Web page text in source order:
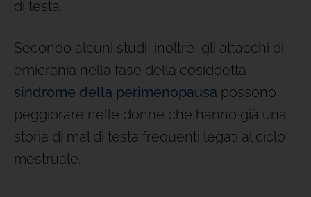
di testa.
Secondo alcuni studi, inoltre, gli attacchi di
emicrania nella fase della cosiddetta
sindrome della perimenopausa possono
peggiorare nelle donne che hanno già una
storia di mal di testa frequenti legati al ciclo
mestruale.